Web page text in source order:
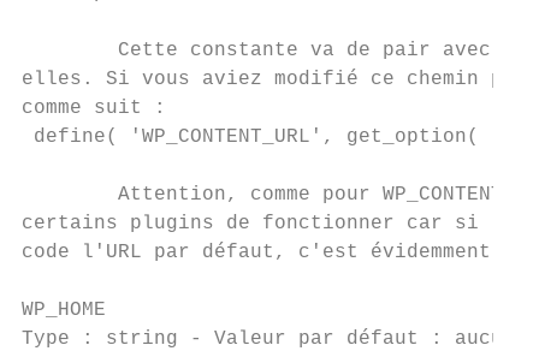
Cette constante va de pair avec
elles. Si vous aviez modifié ce chemin pour
comme suit :
define​( ​'WP_CONTENT_URL'​,
Attention, comme pour
certains plugins de fonctionner car si
code l'URL par défaut, c'est évidemment
WP_HOME
Type ​: string - ​Valeur par défaut​ : ​aucune